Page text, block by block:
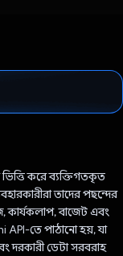
করে ব্যক্তিগতকৃত
তাদের পছন্দের
কার্যকলাপ, বাজেট এবং
তে পাঠানো হয়, যা
দরকারী ডেটা সরবরাহ